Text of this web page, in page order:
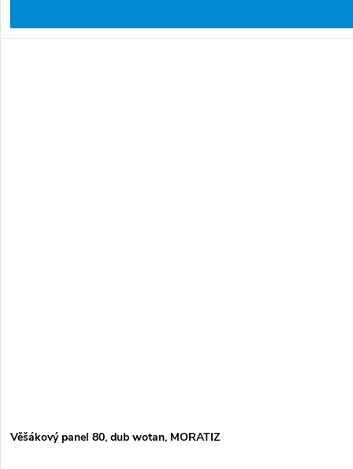
Věšákový panel 80, dub wotan, MORATIZ